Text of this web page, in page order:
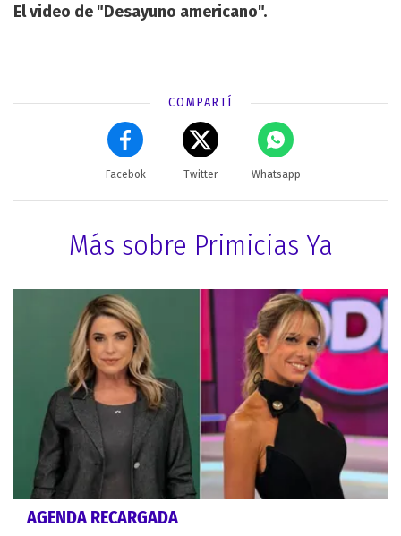
El video de "Desayuno americano".
COMPARTÍ
Facebok Twitter Whatsapp
Más sobre Primicias Ya
AGENDA RECARGADA